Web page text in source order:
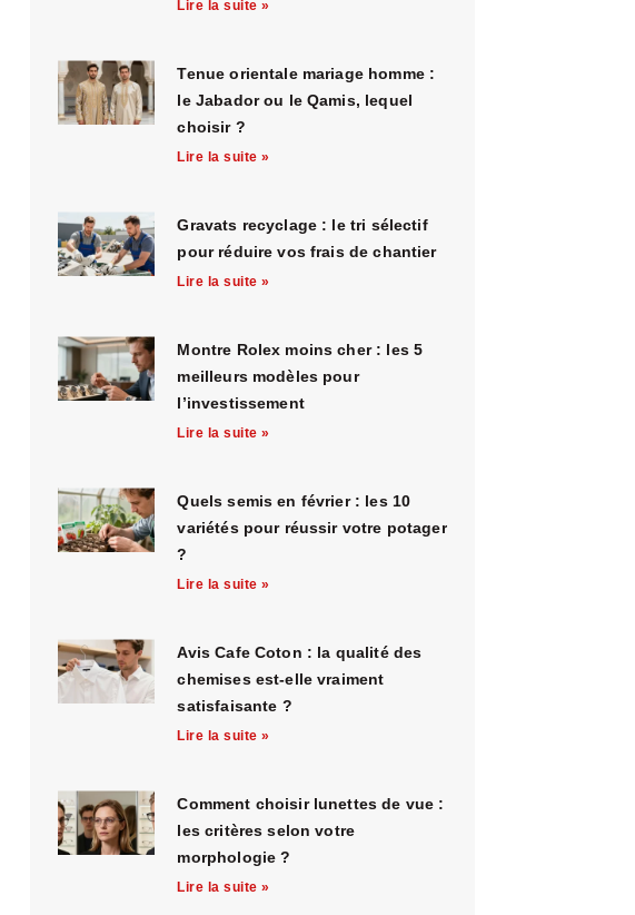
Lire la suite »
Tenue orientale mariage homme :
le Jabador ou le Qamis, lequel
choisir ?
Lire la suite »
Gravats recyclage : le tri sélectif
pour réduire vos frais de chantier
Lire la suite »
Montre Rolex moins cher : les 5
meilleurs modèles pour
l’investissement
Lire la suite »
Quels semis en février : les 10
variétés pour réussir votre potager
?
Lire la suite »
Avis Cafe Coton : la qualité des
chemises est-elle vraiment
satisfaisante ?
Lire la suite »
Comment choisir lunettes de vue :
les critères selon votre
morphologie ?
Lire la suite »